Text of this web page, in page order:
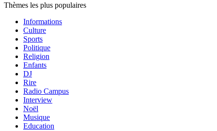
Thèmes les plus populaires
Informations
Culture
Sports
Politique
Religion
Enfants
DJ
Rire
Radio Campus
Interview
Noël
Musique
Education